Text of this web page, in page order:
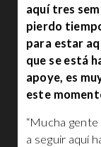
aquí tres
pierdo
para estar
que se está
apoye, es
este
“Mucha
a seguir aquí